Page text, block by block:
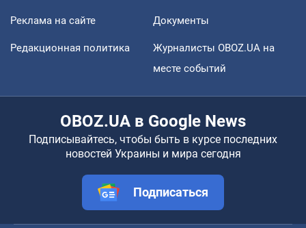
Реклама на сайте Документы
Редакционная политика
Журналисты OBOZ.UA на
месте событий
OBOZ.UA в Google News
Подписывайтесь, чтобы быть в курсе последних
новостей Украины и мира сегодня
Подписаться